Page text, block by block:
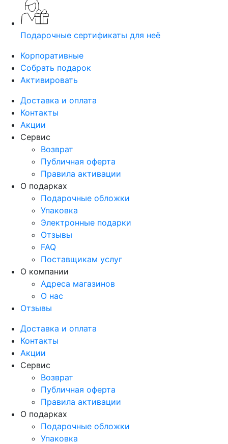
Подарочные сертификаты для неё
Корпоративные
Собрать подарок
Активировать
Доставка и оплата
Контакты
Акции
Сервис
Возврат
Публичная оферта
Правила активации
О подарках
Подарочные обложки
Упаковка
Электронные подарки
Отзывы
FAQ
Поставщикам услуг
О компании
Адреса магазинов
О нас
Отзывы
Доставка и оплата
Контакты
Акции
Сервис
Возврат
Публичная оферта
Правила активации
О подарках
Подарочные обложки
Упаковка